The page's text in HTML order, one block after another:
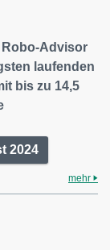
Robo-Advisor
laufenden
bis zu 14,5
2024
mehr